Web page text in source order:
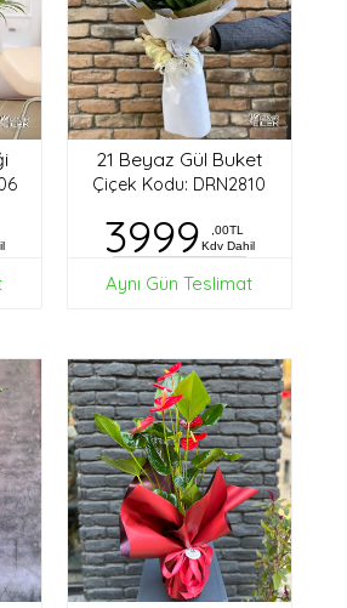
21 Beyaz Gül Buket
Çiçek Kodu: DRN2810
3999
,00TL
Kdv Dahil
Aynı Gün Teslimat